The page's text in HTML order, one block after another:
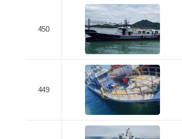
450
449